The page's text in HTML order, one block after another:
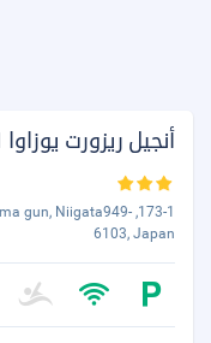
أنجيل ريزورت يوزاوا 301
gun, Niigata949-
6103, Japan